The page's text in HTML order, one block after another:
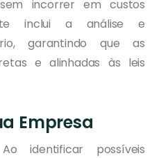
incorrer em custos
inclui a análise e
garantindo que as
e alinhadas às leis
Empresa
identificar possíveis